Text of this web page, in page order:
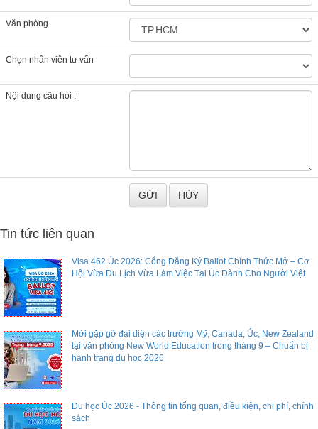
Văn phòng
Chọn nhân viên tư vấn
Nội dung câu hỏi :
Tin tức liên quan
Visa 462 Úc 2026: Cổng Đăng Ký Ballot Chính Thức Mở – Cơ
Hội Vừa Du Lịch Vừa Làm Việc Tại Úc Dành Cho Người Việt
Mời gặp gỡ đại diện các trường Mỹ, Canada, Úc, New Zealand
tại văn phòng New World Education trong tháng 9 – Chuẩn bị
hành trang du học 2026
Du học Úc 2026 - Thông tin tổng quan, điều kiện, chi phí, chính
sách